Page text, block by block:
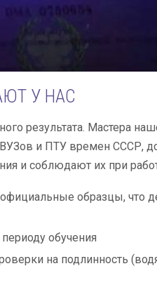
У НАС
результата. Мастера
и ПТУ времен СССР,
и соблюдают их при
образцы, что
обучения
на подлинность